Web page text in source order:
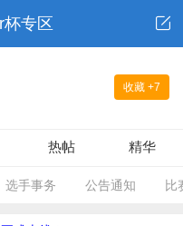
专区
收藏 +7
热帖 精华
选手事务 公告通知 比